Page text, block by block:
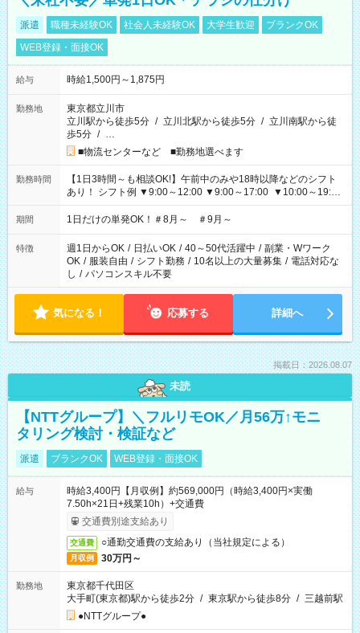
派遣 職種未経験OK 社会人未経験OK 大学生歓迎
ブランクOK
WEB登録・面接OK
給与 時給1,500円～1,875円
勤務地
東京都立川市
立川駅から徒歩5分 / 立川北駅から徒歩5分 / 立川南駅から徒
歩5分 / …
■物流センターなど ■勤務地選べます
勤務時間
【1日3時間～も相談OK!】午前中のみや18時以降などのシフト
あり！ シフト例 ▼9:00～12:00 ▼9:00～17:00 ▼10:00～19:00
▼18:00～21:00
期間 1日だけの単発OK！＃8月～ ＃9月～
特徴 週1日からOK / 日払いOK / 40～50代活躍中 / 副業・Wワーク
OK / 服装自由 / シフト勤務 / 10名以上の大量募集 / 電話対応な
し / パソコンスキル不要
気になる！ 応募する 詳細へ
掲載日：2026.08.07
未読
【NTTグループ】＼フルリモOK／月56万↑モニ
タリング検討・検証など
派遣 ブランクOK WEB登録・面接OK
給与
時給3,400円【月収例】約569,000円（時給3,400円×実働
7.50h×21日+残業10h）+交通費
交通費別途支給あり
交通費 ○通勤交通費の支給あり（当社規定による）
月収例 30万円～
勤務地
東京都千代田区
大手町(東京都)駅から徒歩2分 / 東京駅から徒歩8分 / 三越前駅
●NTTグループ●